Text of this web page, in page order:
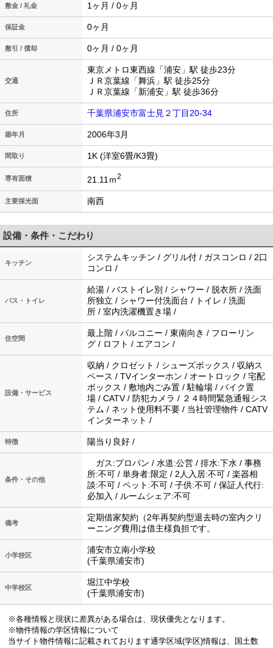
敷金 / 礼金 1ヶ月 / 0ヶ月
保証金 0ヶ月
敷引 / 償却 0ヶ月 / 0ヶ月
交通
東京メトロ東西線「浦安」駅 徒歩23分
ＪＲ京葉線「舞浜」駅 徒歩25分
ＪＲ京葉線「新浦安」駅 徒歩36分
住所 千葉県浦安市富士見２丁目20-34
築年月 2006年3月
間取り 1K (洋室6畳/K3畳)
専有面積 21.11ｍ2
主要採光面 南西
設備・条件・こだわり
キッチン
システムキッチン / グリル付 / ガスコンロ / 2口
コンロ /
バス・トイレ
給湯 / バストイレ別 / シャワー / 脱衣所 / 洗面
所独立 / シャワー付洗面台 / トイレ / 洗面
所 / 室内洗濯機置き場 /
住空間
最上階 / バルコニー / 東南向き / フローリン
グ / ロフト / エアコン /
設備・サービス
収納 / クロゼット / シューズボックス / 収納ス
ペース / TVインターホン / オートロック / 宅配
ボックス / 敷地内ごみ置 / 駐輪場 / バイク置
場 / CATV / 防犯カメラ / ２４時間緊急通報シス
テム / ネット使用料不要 / 当社管理物件 / CATV
インターネット /
特徴 陽当り良好 /
条件・その他
ガス:プロパン / 水道:公営 / 排水:下水 / 事務
所:不可 / 単身者:限定 / 2人入居:不可 / 楽器相
談:不可 / ペット:不可 / 子供:不可 / 保証人代行:
必加入 / ルームシェア:不可
備考
定期借家契約（2年再契約型退去時の室内クリ
ーニング費用は借主様負担です。
小学校区
浦安市立南小学校
(千葉県浦安市)
中学校区
堀江中学校
(千葉県浦安市)
※各種情報と現状に差異がある場合は、現状優先となります。
※物件情報の学区情報について
当サイト物件情報に記載されております通学区域(学区)情報は、国土数